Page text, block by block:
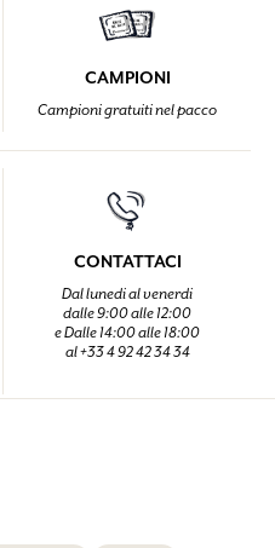
CAMPIONI
Campioni gratuiti nel pacco
CONTATTACI
Dal lunedi al venerdi
dalle 9:00 alle 12:00
e Dalle 14:00 alle 18:00
al +33 4 92 42 34 34